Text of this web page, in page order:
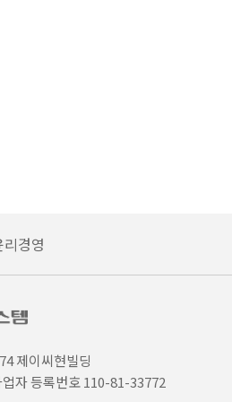
리경영
제이씨현빌딩
자 등록번호 110-81-33772